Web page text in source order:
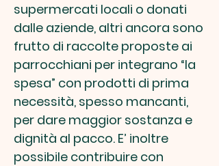
supermercati locali o donati
dalle aziende, altri ancora sono
frutto di raccolte proposte ai
parrocchiani per integrano “la
spesa” con prodotti di prima
necessità, spesso mancanti,
per dare maggior sostanza e
dignità al pacco. E’ inoltre
possibile contribuire con